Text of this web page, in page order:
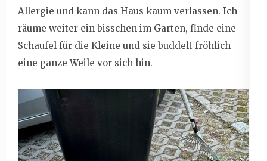
Allergie und kann das Haus kaum verlassen. Ich
räume weiter ein bisschen im Garten, finde eine
Schaufel für die Kleine und sie buddelt fröhlich
eine ganze Weile vor sich hin.